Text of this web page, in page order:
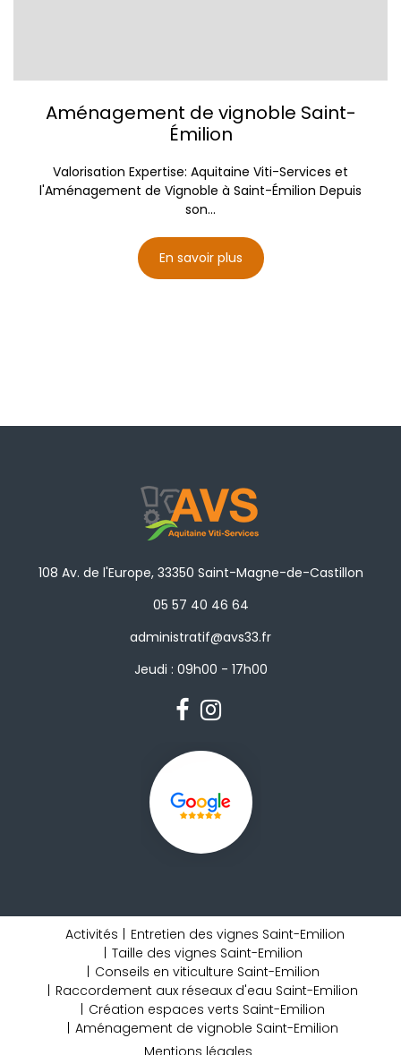
Aménagement de vignoble Saint-
Émilion
Valorisation Expertise: Aquitaine Viti-Services et
l'Aménagement de Vignoble à Saint-Émilion Depuis
son...
En savoir plus
108 Av. de l'Europe, 33350 Saint-Magne-de-Castillon
05 57 40 46 64
administratif@avs33.fr
Jeudi : 09h00 - 17h00
Activités
Entretien des vignes Saint-Emilion
Taille des vignes Saint-Emilion
Conseils en viticulture Saint-Emilion
Raccordement aux réseaux d'eau Saint-Emilion
Création espaces verts Saint-Emilion
Aménagement de vignoble Saint-Emilion
Mentions légales